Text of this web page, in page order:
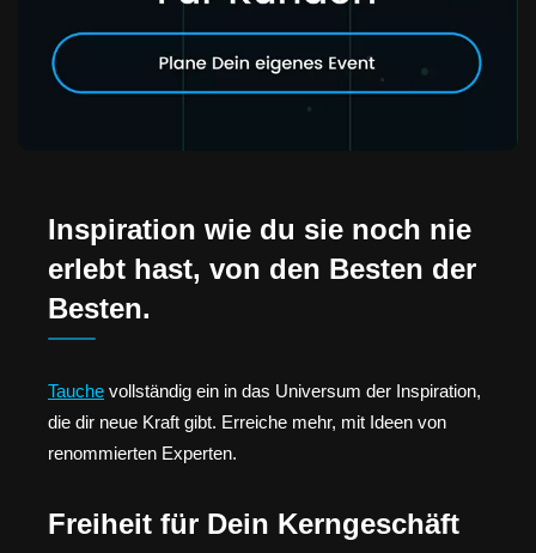
Inspiration wie du sie noch nie
erlebt hast, von den Besten der
Besten.
Tauche vollständig ein in das Universum der Inspiration,
die dir neue Kraft gibt. Erreiche mehr, mit Ideen von
renommierten Experten.
Freiheit für Dein Kerngeschäft